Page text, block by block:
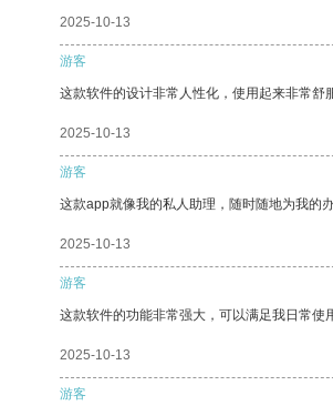
2025-10-13
游客
这款软件的设计非常人性化，使用起来非常舒
2025-10-13
游客
这款app就像我的私人助理，随时随地为我的
2025-10-13
游客
这款软件的功能非常强大，可以满足我日常使
2025-10-13
游客